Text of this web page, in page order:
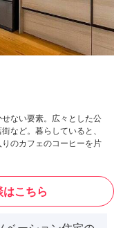
ない要素。広々とした公
など。暮らしていると、
のカフェのコーヒーを片
はこちら